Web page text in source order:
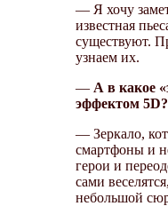
— Я хочу
известная
существуют.
узнаем их.
— А в какое
эффектом 5D?
— Зеркало,
смартфоны и
герои и
сами
небольшой